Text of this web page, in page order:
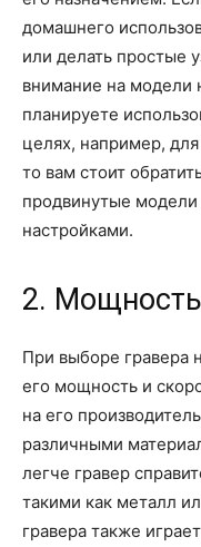
домашнего
или делать простые
внимание на модели
планируете
целях, например,
то вам стоит
продвинутые
настройками.
2.
При выборе гравера
его мощность и
на его
различными
легче гравер
такими как металл
гравера также